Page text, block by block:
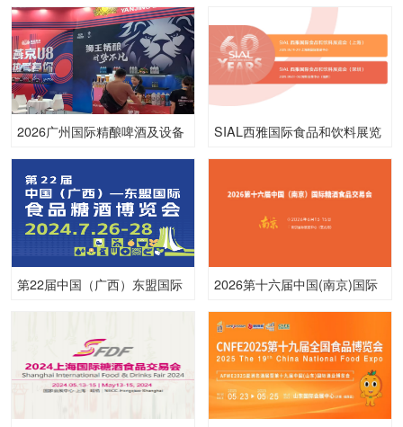
2026广州国际精酿啤酒及设备
展览会
SIAL西雅国际食品和饮料展览
会（上海）
第22届中国（广西）东盟国际
2026第十六届中国(南京)国际